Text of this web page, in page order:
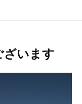
います